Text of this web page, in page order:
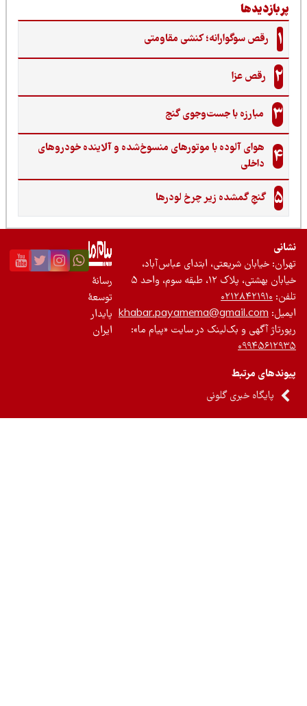
رقص سوگوارانه؛ کنشی مقاومتی
رقص عزا
مبارزه با جست‌وجوی گنج‌
هوای آلوده با موتورهای منسوخ‌شده و آلاینده خودروهای
داخلی
گنجِ گمشده زیر چرخ لودرها
خیابان شریعتی، ابتدای عباس‌آباد،
بهشتی، پلاک ۱۲، طبقه سوم، واحد ۵
۰۲۱۲۸۴۲۱۹۱۰
khabar.payamema@gmail.com
آگهی و بک‌لینک در سایت «پیام ما»:
مرتبط
پایگاه خبری گلونی
رسانۀ
توسعۀ
پایدار
ایران